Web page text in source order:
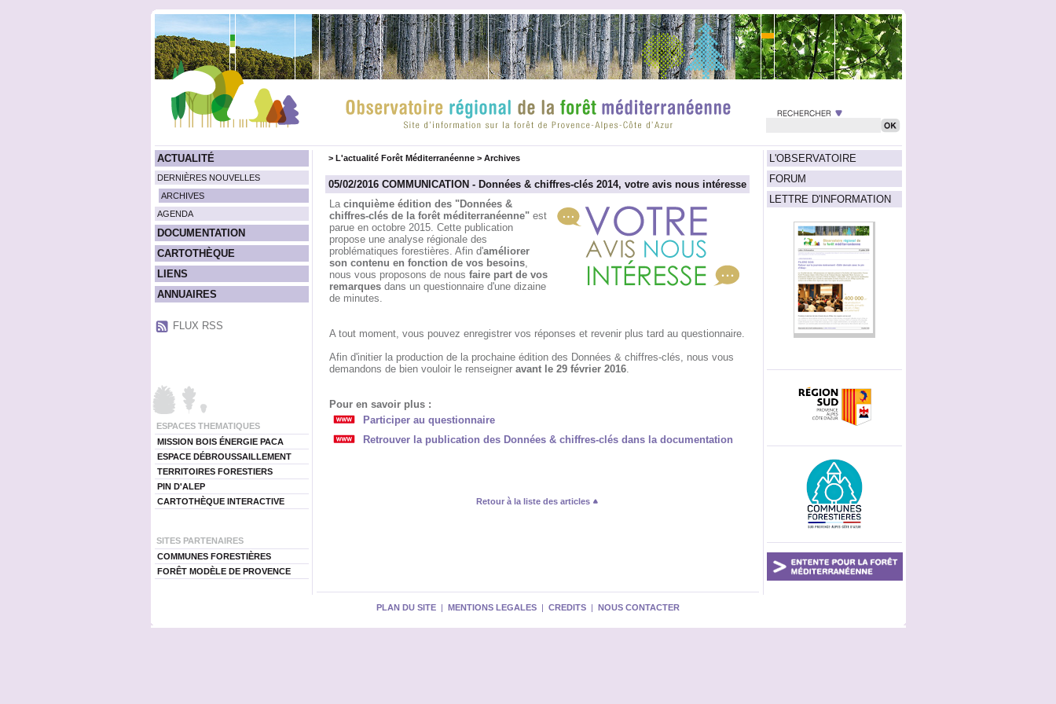
ACTUALITÉ
DERNIÈRES NOUVELLES
ARCHIVES
AGENDA
DOCUMENTATION
CARTOTHÈQUE
LIENS
ANNUAIRES
FLUX RSS
ESPACES THEMATIQUES
MISSION BOIS ÉNERGIE PACA
ESPACE DÉBROUSSAILLEMENT
TERRITOIRES FORESTIERS
PIN D'ALEP
CARTOTHÈQUE INTERACTIVE
SITES PARTENAIRES
COMMUNES FORESTIÈRES
FORÊT MODÈLE DE PROVENCE
L'OBSERVATOIRE
FORUM
LETTRE D'INFORMATION
> L'actualité Forêt Méditerranéenne> Archives
05/02/2016 COMMUNICATION - Données & chiffres-clés 2014, votre avis nous intéresse
La cinquième édition des "Données &
chiffres-clés de la forêt méditerranéenne"est
parue en octobre 2015. Cette publication
propose une analyse régionale des
problématiques forestières. Afin d'améliorer
son contenu en fonction de vos besoins,
nous vous proposons de nous faire part de vos
remarques dans un questionnaire d'une dizaine
de minutes.
A tout moment, vous pouvez enregistrer vos réponses et revenir plus tard au questionnaire.
Afin d'initier la production de la prochaine édition des Données & chiffres-clés, nous vous
demandons de bien vouloir le renseigner avant le 29 février 2016.
Pour en savoir plus :
Participer au questionnaire
Retrouver la publication des Données & chiffres-clés dans la documentation
Retour à la liste des articles
PLAN DU SITE | MENTIONS LEGALES | CREDITS | NOUS CONTACTER